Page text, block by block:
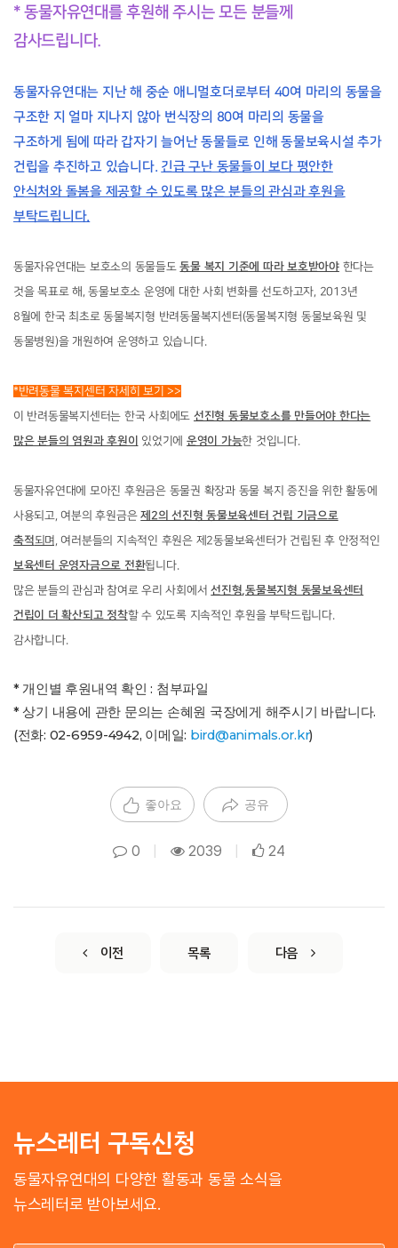
* 동물자유연대를 후원해 주시는 모든 분들께
감사드립니다.
동물자유연대는 지난 해 중순 애니멀호더로부터 40여 마리의 동물을
구조한 지 얼마 지나지 않아 번식장의 80여 마리의 동물을
구조하게 됨에 따라 갑자기 늘어난 동물들로 인해 동물보육시설 추가
건립을 추진하고 있습니다. 긴급 구난 동물들이 보다 평안한
안식처와 돌봄을 제공할 수 있도록 많은 분들의 관심과 후원을
부탁드립니다.
동물자유연대는 보호소의 동물들도동물 복지 기준에 따라 보호받아야한다는
것을 목표로 해, 동물보호소 운영에 대한 사회 변화를 선도하고자, 2013년
8월에 한국 최초로 동물복지형 반려동물복지센터(동물복지형 동물보육원 및
동물병원)을 개원하여 운영하고 있습니다.
*반려동물 복지센터 자세히 보기 >>
이 반려동물복지센터는 한국 사회에도 선진형 동물보호소를 만들어야 한다는
많은 분들의 염원과 후원이
있었기에 운영이 가능한 것입니다.
동물자유연대에 모아진 후원금은 동물권 확장과 동물 복지 증진을 위한 활동에
사용되고, 여분의 후원금은제2의 선진형 동물보육센터 건립 기금으로
축적되며,여러분들의 지속적인 후원은 제2동물보육센터가 건립된 후 안정적인
보육센터 운영자금으로 전환됩니다.
많은 분들의 관심과 참여로 우리 사회에서선진형,동물복지형 동물보육센터
건립이 더 확산되고 정착할 수 있도록 지속적인 후원을 부탁드립니다.
감사합니다.
* 개인별 후원내역 확인 : 첨부파일
* 상기 내용에 관한 문의는 손혜원 국장에게 해주시기 바랍니다.
(전화: 02-6959-4942, 이메일: bird@animals.or.kr)
좋아요 공유
0 2039 24
이전 목록 다음
뉴스레터 구독신청
동물자유연대의 다양한 활동과 동물 소식을
뉴스레터로 받아보세요.